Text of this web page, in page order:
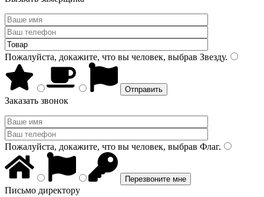
Пожалуйста, докажите, что вы человек, выбрав Звезду.
Заказать звонок
Пожалуйста, докажите, что вы человек, выбрав Флаг.
Письмо директору